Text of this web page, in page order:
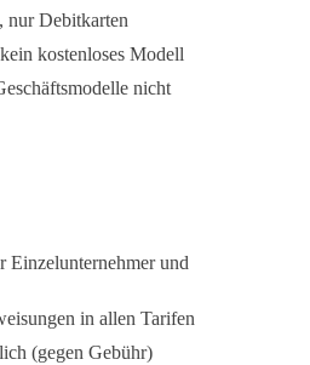
nur Debitkarten
kostenloses Modell
nicht
Einzelunternehmer und
in allen Tarifen
(gegen Gebühr)